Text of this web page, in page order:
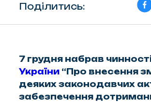
Поділитись:
7 грудня набрав
України “Про внесення
деяких законодавчих
забезпечення